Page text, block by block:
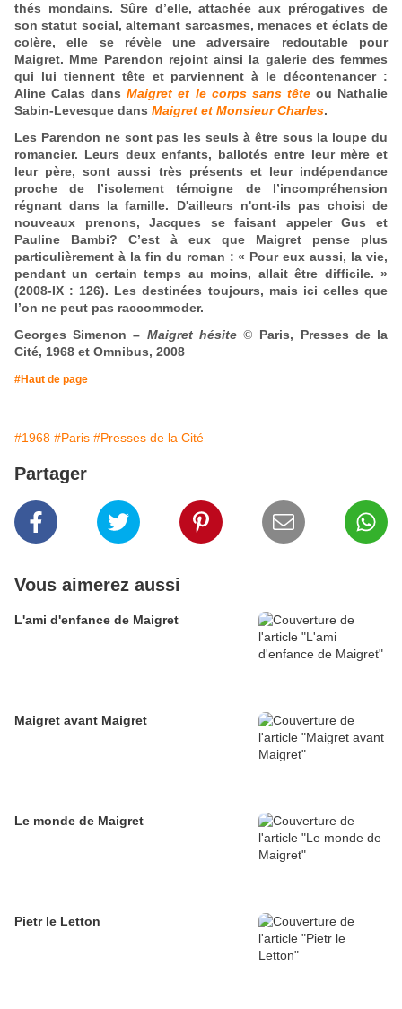
thés mondains. Sûre d’elle, attachée aux prérogatives de
son statut social, alternant sarcasmes, menaces et éclats de
colère, elle se révèle une adversaire redoutable pour
Maigret. Mme Parendon rejoint ainsi la galerie des femmes
qui lui tiennent tête et parviennent à le décontenancer :
Aline Calas dansMaigret et le corps sans tête ou Nathalie
Sabin-Levesque dans Maigret et Monsieur Charles.
Les Parendon ne sont pas les seuls à être sous la loupe du
romancier. Leurs deux enfants, ballotés entre leur mère et
leur père, sont aussi très présents et leur indépendance
proche de l’isolement témoigne de l’incompréhension
régnant dans la famille. D'ailleurs n'ont-ils pas choisi de
nouveaux
prenons, Jacques se faisant appeler Gus et
Pauline Bambi? C’est à eux que Maigret pense plus
particulièrement à la fin du roman : « Pour eux aussi, la vie,
pendant un certain temps au moins, allait être difficile. »
(2008-IX : 126). Les destinées toujours, mais ici celles que
l’on ne peut pas raccommoder.
Georges Simenon – Maigret hésite© Paris, Presses de la
Cité, 1968 et Omnibus, 2008
#Haut de page
#1968 #Paris #Presses de la Cité
Partager
Vous aimerez aussi
L'ami d'enfance de Maigret
Maigret avant Maigret
Le monde de Maigret
Pietr le Letton